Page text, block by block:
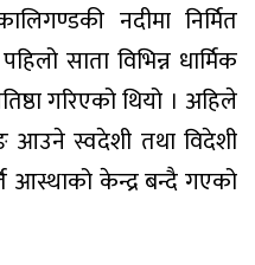
नदीमा निर्मित
साता विभिन्न धार्मिक
गरिएको थियो । अहिले
आउने स्वदेशी तथा विदेशी
आस्थाको केन्द्र बन्दै गएको